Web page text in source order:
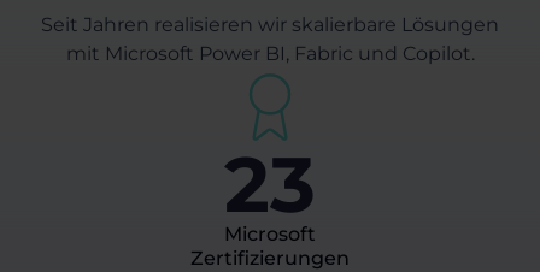
Seit Jahren realisieren wir skalierbare Lösungen
mit Microsoft Power BI, Fabric und Copilot.
23
Microsoft
Zertifizierungen